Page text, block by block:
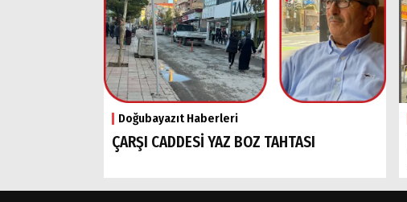
Doğubayazıt Haberleri
ÇARŞI CADDESİ YAZ BOZ TAHTASI